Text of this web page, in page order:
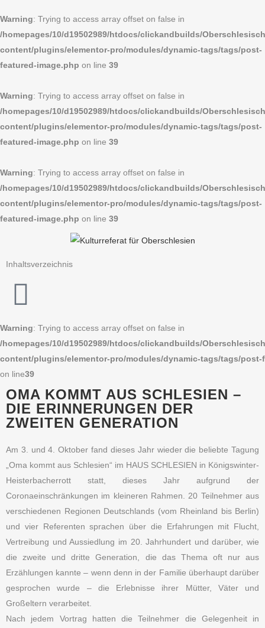
Warning: Trying to access array offset on false in
/homepages/10/d19502989/htdocs/clickandbuilds/
content/plugins/elementor-pro/modules/dynamic-tags/tags/post-
featured-image.php on line 39
Warning: Trying to access array offset on false in
/homepages/10/d19502989/htdocs/clickandbuilds/
content/plugins/elementor-pro/modules/dynamic-tags/tags/post-
featured-image.php on line 39
Warning: Trying to access array offset on false in
/homepages/10/d19502989/htdocs/clickandbuilds/
content/plugins/elementor-pro/modules/dynamic-tags/tags/post-
featured-image.php on line 39
Inhaltsverzeichnis
Warning: Trying to access array offset on false in
/homepages/10/d19502989/htdocs/clickandbuilds/
content/plugins/elementor-pro/modules/dynamic-tags/tags/post-
on line39
OMA KOMMT AUS SCHLESIEN –
DIE ERINNERUNGEN DER
ZWEITEN GENERATION
Am 3. und 4. Oktober fand dieses Jahr wieder die beliebte Tagung
„Oma kommt aus Schlesien“ im HAUS SCHLESIEN in Königswinter-
Heisterbacherrott statt, dieses Jahr aufgrund der
Coronaeinschränkungen im kleineren Rahmen. 20 Teilnehmer aus
verschiedenen Regionen Deutschlands (vom Rheinland bis Berlin)
und vier Referenten sprachen über die Erfahrungen mit Flucht,
Vertreibung und Aussiedlung im 20. Jahrhundert und darüber, wie
die zweite und dritte Generation, die das Thema oft nur aus
Erzählungen kannte – wenn denn in der Familie überhaupt darüber
gesprochen wurde – die Erlebnisse ihrer Mütter, Väter und
Großeltern verarbeitet.
Nach jedem Vortrag hatten die Teilnehmer die Gelegenheit in